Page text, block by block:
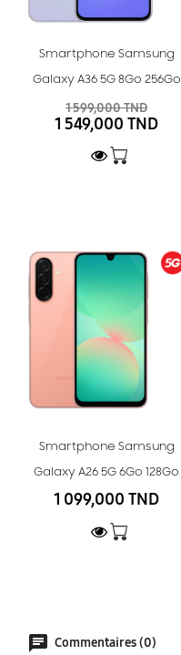
Smartphone Samsung
Galaxy A36 5G 8Go 256Go
1 599,000 TND
1 549,000 TND
Smartphone Samsung
Galaxy A26 5G 6Go 128Go
1 099,000 TND
Commentaires (0)